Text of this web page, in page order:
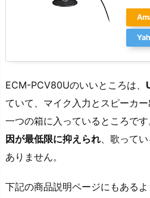
ECM-PCV80Uのいいところは、
ていて、マイク入力とスピーカ
一つの箱に入っているところです
因が最低限に抑えられ 、歌って
ありません。
下記の商品説明ページにもある